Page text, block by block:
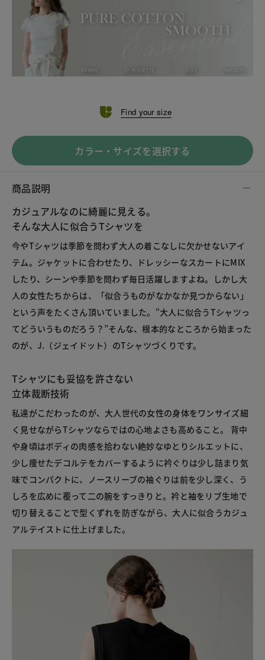
Find your size
カラー・サイズを選択する
商品説明
カジュアルなのに綺麗に見える。
そんな大人に似合うTシャツを
今やTシャツは季節を問わず大人の着こなしに欠かせないアイ
テム。ジャケットに合わせたり、ドレッシーなスカートにMIX
したり、シーンや季節を問わず毎日活躍しますよね。しかし大
人の女性たちからは、「似合うものがなかなか見つからない」
という声をたくさん頂いていました。“大人に似合うTシャツっ
てどういうものだろう？”そんな、根本的なところから始まった
のが、J.（ジェイドット）のTシャツづくりです。
Tシャツにも妥協を許さない
立体裁断技術
私達がこだわったのが、大人世代の女性の身体をワンサイズ細
く見せながらTシャツならではの心地よさも高めること。 背中
や身頃はボディの肉感を拾わない絶妙なゆとりシルエットに、
少し痩せたデコルテをカバーするように衿ぐりは少し詰まり気
味でコンパクトに、ノースリーブの袖ぐりは前を少し深く、う
しろを広めに覆って二の腕をすっきりと。衿と袖をリブ生地で
切り替えることで型くずれを防ぎながら、大人に似合うカジュ
アルテイストに仕上げました。